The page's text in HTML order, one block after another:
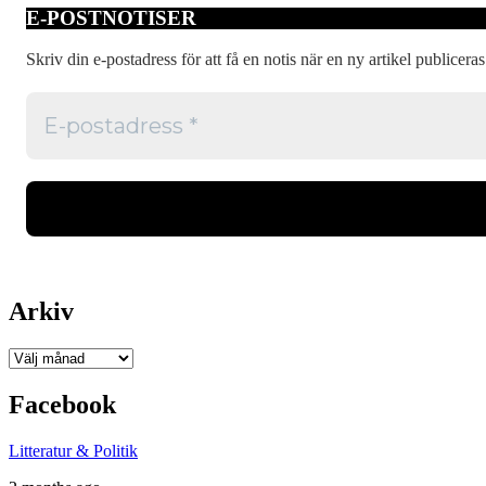
E-POSTNOTISER
Skriv din e-postadress för att få en notis när en ny artikel
Arkiv
Arkiv
Facebook
Litteratur & Politik